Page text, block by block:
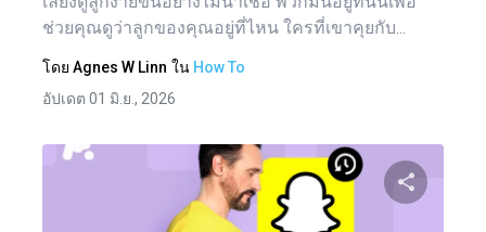
ช่วยคุณดูว่าลูกของคุณอยู่ที่ไหน ใครที่เขาคุยกับ...
โดย Agnes W Linn ใน How To
อัปเดต 01 มิ.ย., 2026